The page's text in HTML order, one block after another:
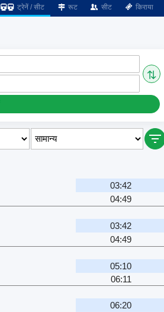
ट्रेनें / सीट रूट सीट किराया
⇅
03:42
04:49
03:42
04:49
05:10
06:11
06:20